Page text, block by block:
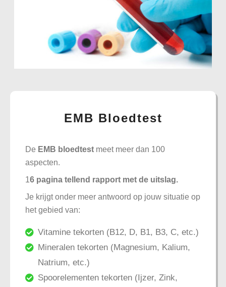
EMB Bloedtest
De EMB bloedtest meet meer dan 100
aspecten.
16 pagina tellend rapport met de uitslag.
Je krijgt onder meer antwoord op jouw situatie op
het gebied van:
Vitamine tekorten (B12, D, B1, B3, C, etc.)
Mineralen tekorten (Magnesium, Kalium,
Natrium, etc.)
Spoorelementen tekorten (Ijzer, Zink,